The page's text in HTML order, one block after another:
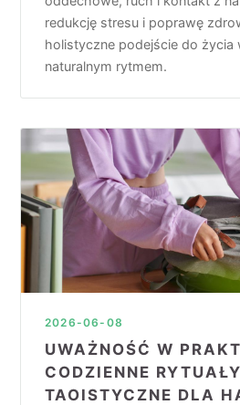
redukcję stresu i poprawę
holistyczne podejście do życia
naturalnym rytmem.
2026-06-08
UWAŻNOŚĆ W
CODZIENNE RYTUAŁY
TAOISTYCZNE DLA